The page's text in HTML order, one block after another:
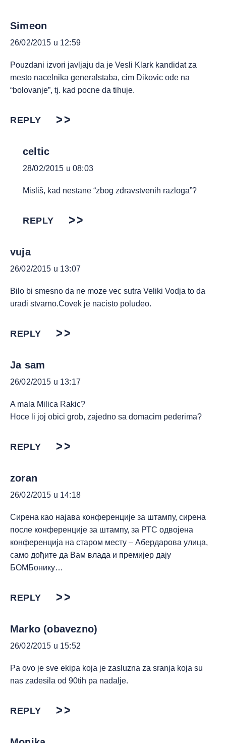
Simeon
26/02/2015 u 12:59
Pouzdani izvori javljaju da je Vesli Klark kandidat za
mesto nacelnika generalstaba, cim Dikovic ode na
“bolovanje”, tj. kad pocne da tihuje.
REPLY
celtic
28/02/2015 u 08:03
Misliš, kad nestane “zbog zdravstvenih razloga”?
REPLY
vuja
26/02/2015 u 13:07
Bilo bi smesno da ne moze vec sutra Veliki Vodja to da
uradi stvarno.Covek je nacisto poludeo.
REPLY
Ja sam
26/02/2015 u 13:17
A mala Milica Rakic?
Hoce li joj obici grob, zajedno sa domacim pederima?
REPLY
zoran
26/02/2015 u 14:18
Сирена као најава конференције за штампу, сирена
после конференције за штампу, за РТС одвојена
конференција на старом месту – Абердарова улица,
само дођите да Вам влада и премијер дају
БОМБонику…
REPLY
Marko (obavezno)
26/02/2015 u 15:52
Pa ovo je sve ekipa koja je zasluzna za sranja koja su
nas zadesila od 90tih pa nadalje.
REPLY